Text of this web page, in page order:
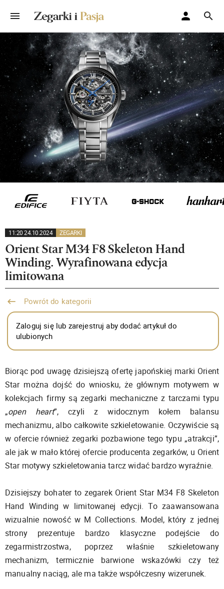
11:20 24.10.2024 ZEGARKI
Orient Star M34 F8 Skeleton Hand
Winding. Wyrafinowana edycja
limitowana
Powrót do kategorii
Zaloguj się lub zarejestruj aby dodać artykuł do
ulubionych
Biorąc pod uwagę dzisiejszą ofertę japońskiej marki Orient
Star można dojść do wniosku, że głównym motywem w
kolekcjach firmy są zegarki mechaniczne z tarczami typu
„open heart”, czyli z widocznym kołem balansu
mechanizmu, albo całkowite szkieletowanie. Oczywiście są
w ofercie również zegarki pozbawione tego typu „atrakcji”,
ale jak w mało której ofercie producenta zegarków, u Orient
Star motywy szkieletowania tarcz widać bardzo wyraźnie.
Dzisiejszy bohater to zegarek Orient Star M34 F8 Skeleton
Hand Winding w limitowanej edycji. To zaawansowana
wizualnie nowość w M Collections. Model, który z jednej
strony prezentuje bardzo klasyczne podejście do
zegarmistrzostwa, poprzez właśnie szkieletowany
mechanizm, termicznie barwione wskazówki czy też
manualny naciąg, ale ma także współczesny wizerunek.